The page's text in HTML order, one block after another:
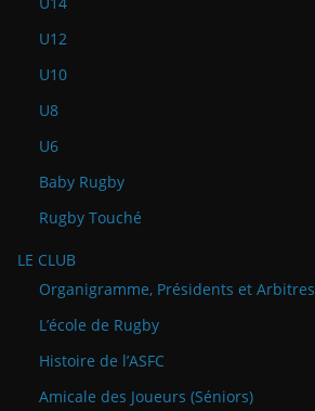
U12
U10
U8
U6
Baby Rugby
Rugby Touché
LE CLUB
Organigramme, Présidents et Arbitres
L’école de Rugby
Histoire de l’ASFC
Amicale des Joueurs (Séniors)